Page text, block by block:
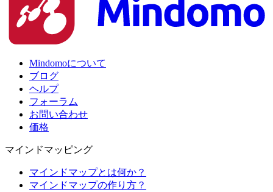
Mindomoについて
ブログ
ヘルプ
フォーラム
お問い合わせ
価格
マインドマッピング
マインドマップとは何か？
マインドマップの作り方？